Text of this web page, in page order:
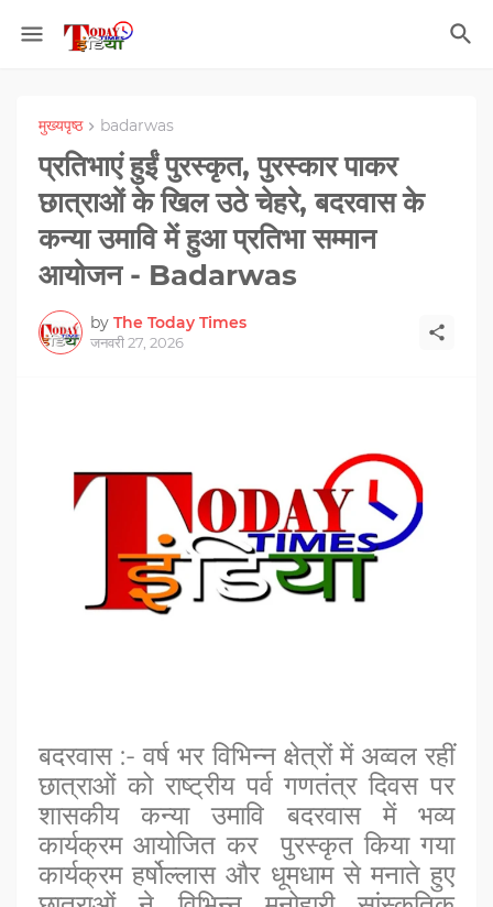
मुख्यपृष्ठ badarwas
प्रतिभाएं हुईं पुरस्कृत, पुरस्कार पाकर
छात्राओं के खिल उठे चेहरे, बदरवास के
कन्या उमावि में हुआ प्रतिभा सम्मान
आयोजन - Badarwas
by The Today Times
जनवरी 27, 2026
बदरवास :- वर्ष भर विभिन्न क्षेत्रों में अव्वल रहीं
छात्राओं को राष्ट्रीय पर्व गणतंत्र दिवस पर
शासकीय कन्या उमावि बदरवास में भव्य
कार्यक्रम आयोजित कर पुरस्कृत किया गया
कार्यक्रम हर्षोल्लास और धूमधाम से मनाते हुए